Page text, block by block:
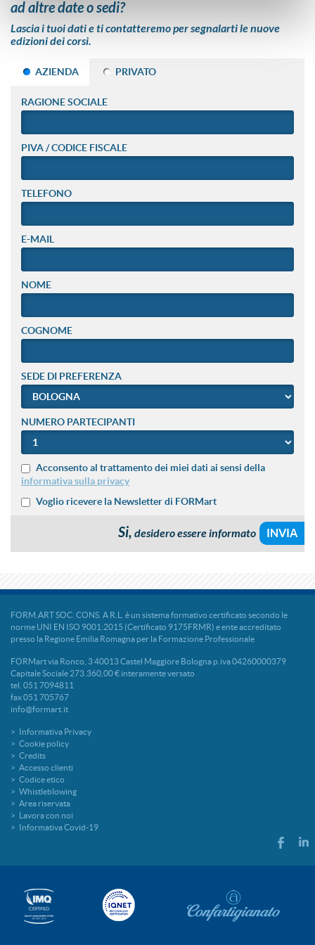
ad altre date o sedi?
Lascia i tuoi dati e ti contatteremo per segnalarti le nuove
edizioni dei corsi.
AZIENDA PRIVATO
RAGIONE SOCIALE
PIVA / CODICE FISCALE
TELEFONO
E-MAIL
NOME
COGNOME
SEDE DI PREFERENZA
NUMERO PARTECIPANTI
Acconsento al trattamento dei miei dati ai sensi della
informativa sulla privacy
Voglio ricevere la Newsletter di FORMart
Si, desidero essere informato
FORM.ART SOC. CONS. A R.L. è un sistema formativo certificato secondo le
norme UNI EN ISO 9001:2015 (Certificato 9175FRMR) e ente accreditato
presso la Regione Emilia Romagna per la Formazione Professionale
FORMart via Ronco, 3 40013 Castel Maggiore Bologna p.iva 04260000379
Capitale Sociale 273.360,00 € interamente versato
tel. 051 7094811
fax 051 705767
info@formart.it
Informativa Privacy
Cookie policy
Credits
Accesso clienti
Codice etico
Whistleblowing
Area riservata
Lavora con noi
Informativa Covid-19